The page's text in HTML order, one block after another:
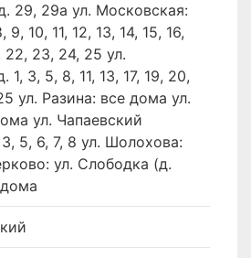
29, 29а ул. Московская:
10, 11, 12, 13, 14, 15, 16,
22, 23, 24, 25 ул.
1, 3, 5, 8, 11, 13, 17, 19, 20,
ул. Разина: все дома ул.
ул. Чапаевский
5, 6, 7, 8 ул. Шолохова:
ул. Слободка (д.